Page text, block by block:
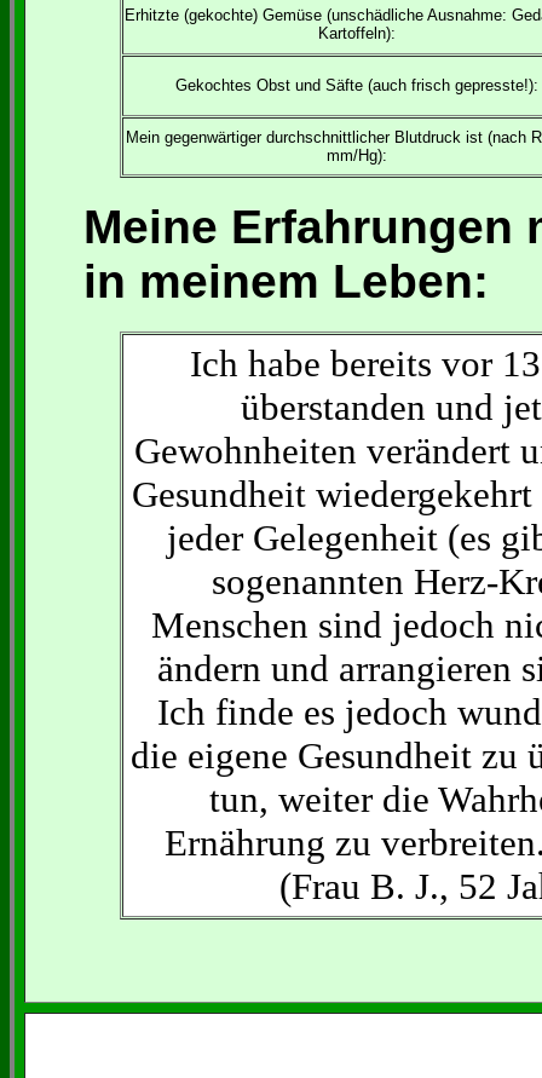
Erhitzte (gekochte) Gemüse (unschädliche Ausnahme:
Kartoffeln):
Gekochtes Obst und Säfte (auch frisch gepresste!):
Mein gegenwärtiger durchschnittlicher Blutdruck ist (nach
mm/Hg):
Meine Erfahrungen
in meinem Leben:
Ich habe bereits vor
überstanden und
Gewohnheiten verändert
Gesundheit
jeder Gelegenheit (es
sogenannten Herz-
Menschen sind jedoch
ändern und arrangieren
Ich finde es jedoch
die eigene Gesundheit zu
tun, weiter die
Ernährung zu
(Frau B. J., 52